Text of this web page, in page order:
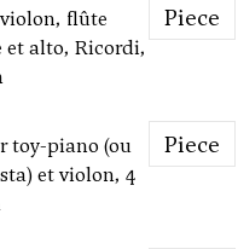
flûte
et alto, Ricordi,
Piece
toy-piano (ou
et violon, 4
Piece